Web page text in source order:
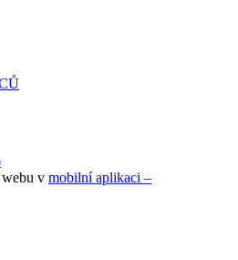
webu v mobilní aplikaci –